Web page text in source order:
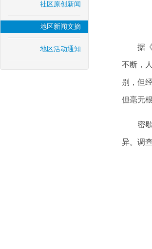
社区原创新闻
地区新闻文摘
地区活动通知 据《每
不断，
别，但
但毫无
密歇根
异。调